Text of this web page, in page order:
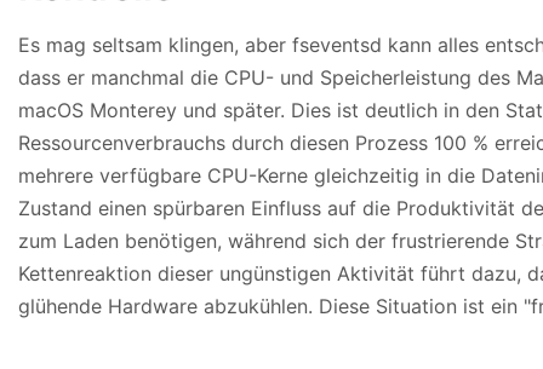
Es mag seltsam klingen, aber fseventsd kann alles
dass er manchmal die CPU- und Speicherleistung des
macOS Monterey und später. Dies ist deutlich in den
Ressourcenverbrauchs durch diesen Prozess 100 %
mehrere verfügbare CPU-Kerne gleichzeitig in die
Zustand einen spürbaren Einfluss auf die Produktivität
zum Laden benötigen, während sich der frustrierende
Kettenreaktion dieser ungünstigen Aktivität führt dazu,
glühende Hardware abzukühlen. Diese Situation ist ein